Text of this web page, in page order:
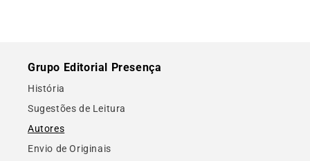
Grupo Editorial Presença
História
Sugestões de Leitura
Autores
Envio de Originais